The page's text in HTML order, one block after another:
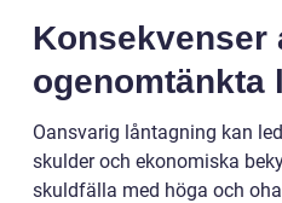
Konsekvenser
ogenomtänkta
Oansvarig låntagning kan
skulder och ekonomiska
skuldfälla med höga och